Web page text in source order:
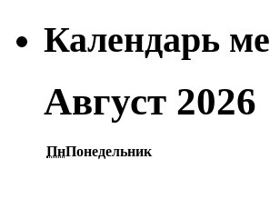
Календарь
Август 2026
ПнПонедельник